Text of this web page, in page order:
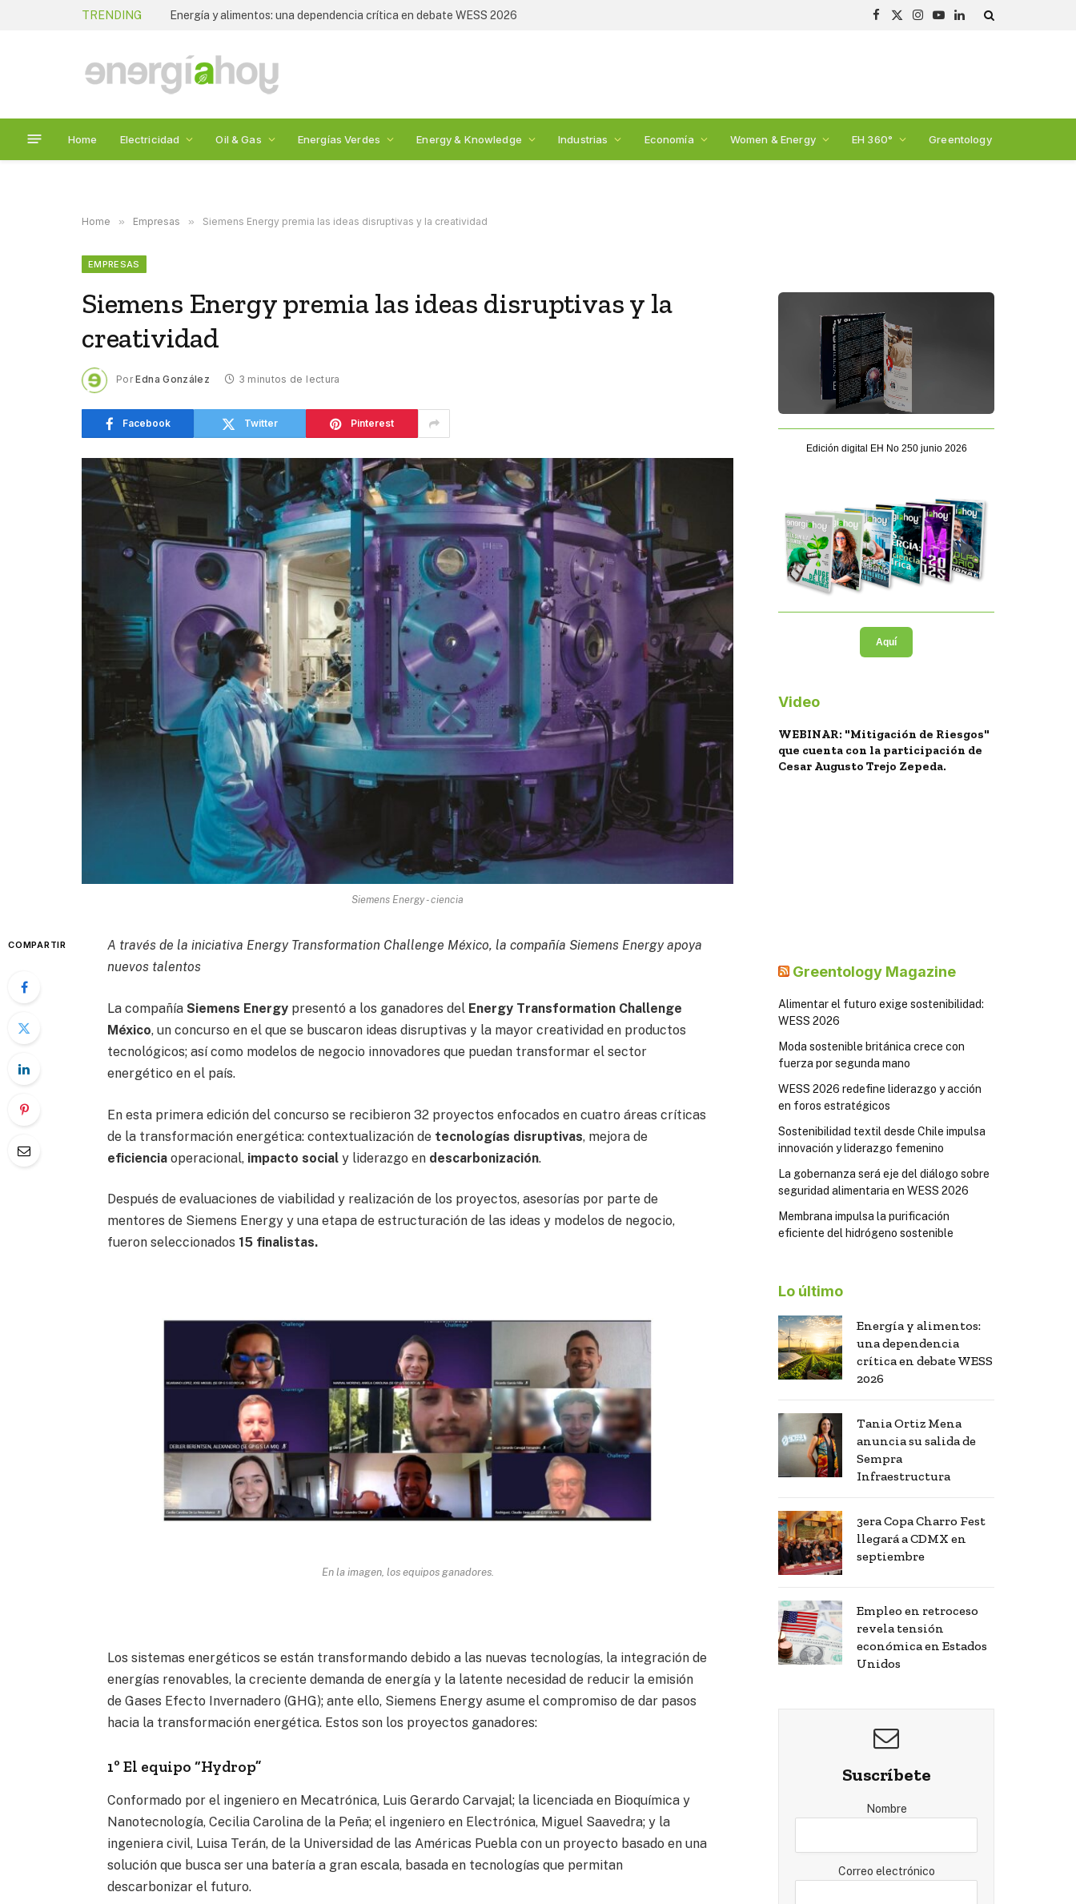
TRENDING Tania Ortiz Mena anuncia su salida de Sempra Infraestructura
Facebook
X
Instagram
YouTubeLinkedIn
Home Electricidad Oil & Gas Energías Verdes Energy & Knowledge Industrias Economía Women & Energy EH 360° Greentology
Home » Empresas » Siemens Energy premia las ideas disruptivas y la creatividad
EMPRESAS
Siemens Energy premia las ideas disruptivas y la
creatividad
Por Edna González 3 minutos de lectura
Facebook Twitter Pinterest
Siemens Energy - ciencia
COMPARTIR
A través de la iniciativa Energy Transformation Challenge México, la compañía Siemens Energy apoya
nuevos talentos
La compañíaSiemens Energy presentó a los ganadores del Energy Transformation Challenge
México, un concurso en el que se buscaron ideas disruptivas y la mayor creatividad en productos
tecnológicos; así como modelos de negocio innovadores que puedan transformar el sector
energético en el país.
En esta primera edición del concurso se recibieron 32 proyectos enfocados en cuatro áreas críticas
de la transformación energética: contextualización de tecnologías disruptivas, mejora de
eficiencia operacional, impacto social y liderazgo en descarbonización.
Después de evaluaciones de viabilidad y realización de los proyectos, asesorías por parte de
mentores de Siemens Energy y una etapa de estructuración de las ideas y modelos de negocio,
fueron seleccionados 15 finalistas.
En la imagen, los equipos ganadores.
Los sistemas energéticos se están transformando debido a las nuevas tecnologías, la integración de
energías renovables, la creciente demanda de energía y la latente necesidad de reducir la emisión
de Gases Efecto Invernadero (GHG); ante ello, Siemens Energy asume el compromiso de dar pasos
hacia la transformación energética. Estos son los proyectos ganadores:
1º El equipo “Hydrop”
Conformado por el ingeniero en Mecatrónica, Luis Gerardo Carvajal; la licenciada en Bioquímica y
Nanotecnología, Cecilia Carolina de la Peña; el ingeniero en Electrónica, Miguel Saavedra; y la
ingeniera civil, Luisa Terán, de la Universidad de las Américas Puebla con un proyecto basado en una
solución que busca ser una batería a gran escala, basada en tecnologías que permitan
descarbonizar el futuro.
Edición digital EH No 250 junio 2026
Aquí
Video
WEBINAR: "Mitigación de Riesgos"
que cuenta con la participación de
Cesar Augusto Trejo Zepeda.
Greentology Magazine
Alimentar el futuro exige sostenibilidad:
WESS 2026
Moda sostenible británica crece con
fuerza por segunda mano
WESS 2026 redefine liderazgo y acción
en foros estratégicos
Sostenibilidad textil desde Chile impulsa
innovación y liderazgo femenino
La gobernanza será eje del diálogo sobre
seguridad alimentaria en WESS 2026
Membrana impulsa la purificación
eficiente del hidrógeno sostenible
Lo último
Energía y alimentos:
una dependencia
crítica en debate WESS
2026
Tania Ortiz Mena
anuncia su salida de
Sempra
Infraestructura
3era Copa Charro Fest
llegará a CDMX en
septiembre
Empleo en retroceso
revela tensión
económica en Estados
Unidos
Suscríbete
Nombre
Correo electrónico